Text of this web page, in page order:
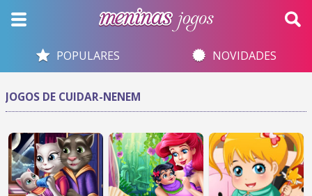
POPULARES NOVIDADES
JOGOS DE CUIDAR-NENEM